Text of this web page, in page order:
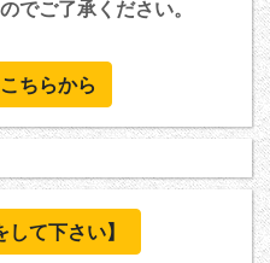
でご了承ください。
ちらから
して下さい】